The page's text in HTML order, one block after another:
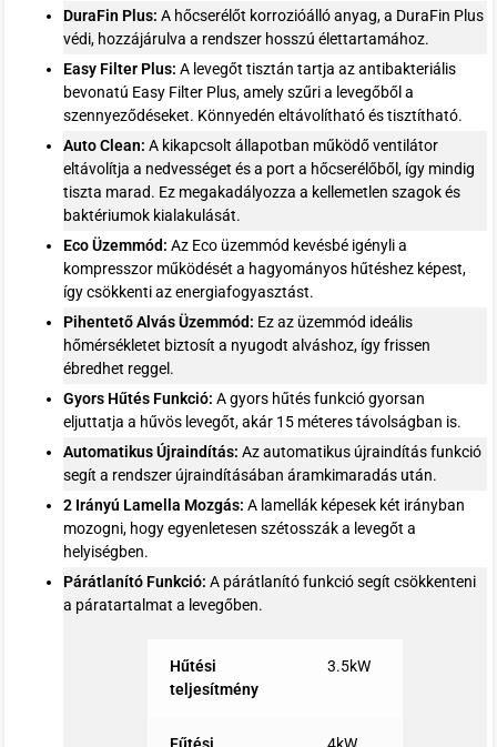
DuraFin Plus: A hőcserélőt korrozióálló anyag, a DuraFin Plus
védi, hozzájárulva a rendszer hosszú élettartamához.
Easy Filter Plus: A levegőt tisztán tartja az antibakteriális
bevonatú Easy Filter Plus, amely szűri a levegőből a
szennyeződéseket. Könnyedén eltávolítható és tisztítható.
Auto Clean: A kikapcsolt állapotban működő ventilátor
eltávolítja a nedvességet és a port a hőcserélőből, így mindig
tiszta marad. Ez megakadályozza a kellemetlen szagok és
baktériumok kialakulását.
Eco Üzemmód: Az Eco üzemmód kevésbé igényli a
kompresszor működését a hagyományos hűtéshez képest,
így csökkenti az energiafogyasztást.
Pihentető Alvás Üzemmód: Ez az üzemmód ideális
hőmérsékletet biztosít a nyugodt alváshoz, így frissen
ébredhet reggel.
Gyors Hűtés Funkció: A gyors hűtés funkció gyorsan
eljuttatja a hűvös levegőt, akár 15 méteres távolságban is.
Automatikus Újraindítás: Az automatikus újraindítás funkció
segít a rendszer újraindításában áramkimaradás után.
2 Irányú Lamella Mozgás: A lamellák képesek két irányban
mozogni, hogy egyenletesen szétosszák a levegőt a
helyiségben.
Párátlanító Funkció: A párátlanító funkció segít csökkenteni
a páratartalmat a levegőben.
Hűtési
teljesítmény
3.5kW